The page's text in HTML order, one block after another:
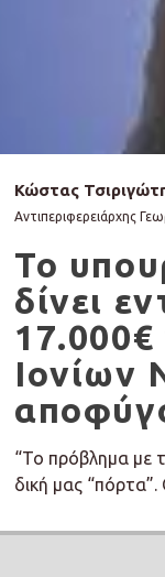
Κώστας
Αντιπεριφερειάρχης
Το
δίνει
Ιονίων
“Το πρόβλημα με
δική μας